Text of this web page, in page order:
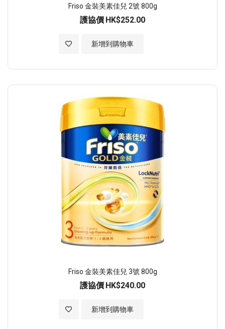
Friso 金裝美素佳兒 2號 800g
護協價 HK$252.00
新增到購物車
加入至願望清單
Friso 金裝美素佳兒 3號 800g
護協價 HK$240.00
新增到購物車
加入至願望清單